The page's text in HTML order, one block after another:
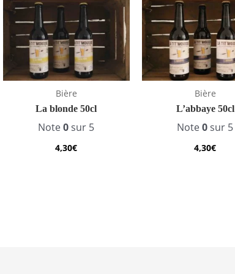
Bière
La blonde 50cl
Note0sur 5
4,30€
Bière
L’abbaye 50cl
Note0sur 5
4,30€